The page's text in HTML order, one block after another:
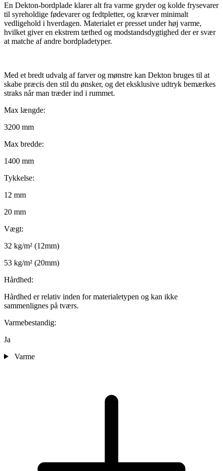
En Dekton-bordplade klarer alt fra varme gryder og kolde frysevarer
til syreholdige fødevarer og fedtpletter, og kræver minimalt
vedligehold i hverdagen. Materialet er presset under høj varme,
hvilket giver en ekstrem tæthed og modstandsdygtighed der er svær
at matche af andre bordpladetyper.
Med et bredt udvalg af farver og mønstre kan Dekton bruges til at
skabe præcis den stil du ønsker, og det eksklusive udtryk bemærkes
straks når man træder ind i rummet.
Max længde:
3200 mm
Max bredde:
1400 mm
Tykkelse:
12 mm
20 mm
Vægt:
32 kg/m² (12mm)
53 kg/m² (20mm)
Hårdhed:
Hårdhed er relativ inden for materialetypen og kan ikke
sammenlignes på tværs.
Varmebestandig:
Ja
Varme